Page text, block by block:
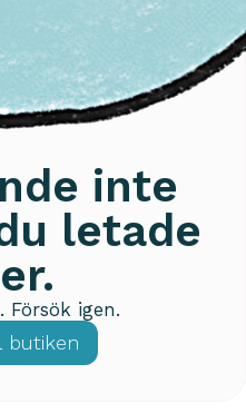
inte
letade
Försök igen.
butiken